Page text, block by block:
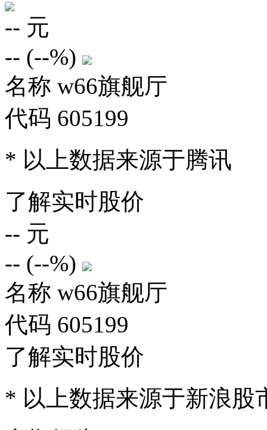
-- 元
-- (--%)
名称 w66旗舰厅
代码 605199
* 以上数据来源于腾讯
了解实时股价
-- 元
-- (--%)
名称 w66旗舰厅
代码 605199
了解实时股价
* 以上数据来源于新浪股